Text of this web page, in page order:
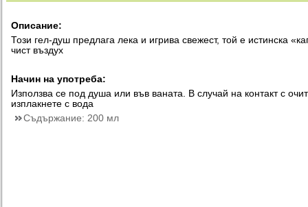
Описание:
Този гел-душ предлага лека и игрива свежест, той е истинска
чист въздух
Начин на употреба:
Използва се под душа или във ваната. В случай на контакт с
изплакнете с вода
Съдържание: 200 мл